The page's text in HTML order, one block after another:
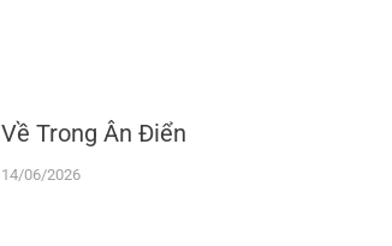
Về Trong Ân Điển
14/06/2026